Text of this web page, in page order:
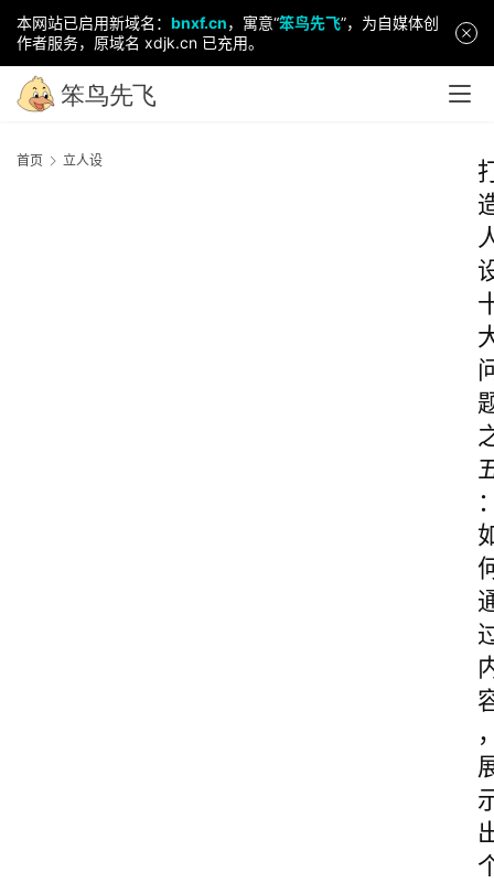
本网站已启用新域名： bnxf.cn，寓意“笨鸟先飞”，为自媒体创
作者服务，原域名 xdjk.cn 已充用。
首页 立人设